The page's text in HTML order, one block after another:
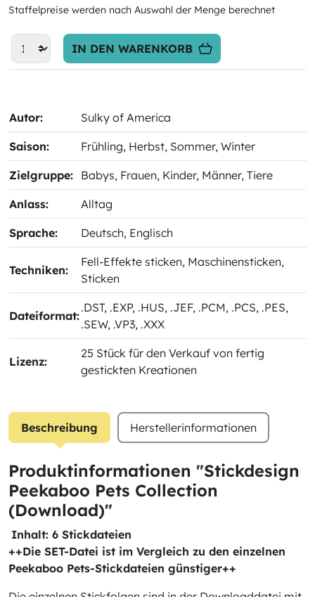
Staffelpreise werden nach Auswahl der Menge berechnet
IN DEN WARENKORB
Autor: Sulky of America
Saison: Frühling, Herbst, Sommer, Winter
Zielgruppe: Babys, Frauen, Kinder, Männer, Tiere
Anlass: Alltag
Sprache: Deutsch, Englisch
Techniken:
Fell-Effekte sticken, Maschinensticken,
Sticken
Dateiformat:
.DST, .EXP, .HUS, .JEF, .PCM, .PCS, .PES,
.SEW, .VP3, .XXX
Lizenz:
25 Stück für den Verkauf von fertig
gestickten Kreationen
Beschreibung Herstellerinformationen
Produktinformationen "Stickdesign
Peekaboo Pets Collection
(Download)"
Inhalt: 6 Stickdateien
++Die SET-Datei ist im Vergleich zu den einzelnen
Peekaboo Pets-Stickdateien günstiger++